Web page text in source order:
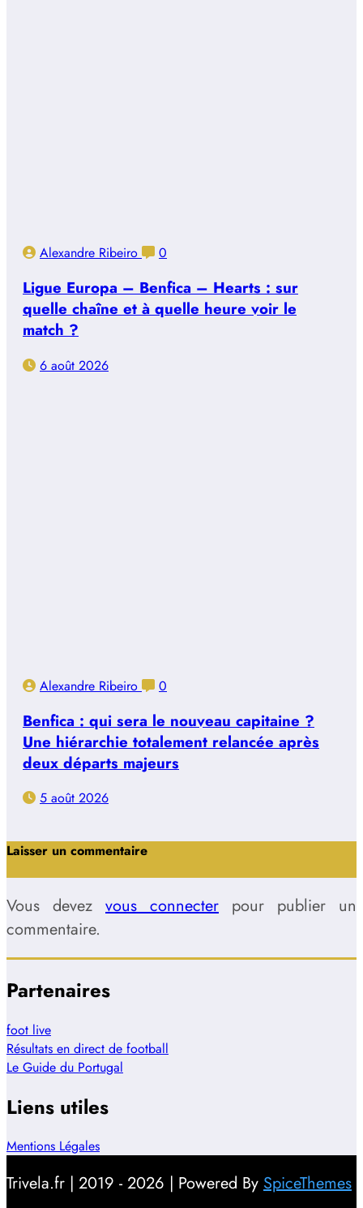
Alexandre Ribeiro 0
Ligue Europa – Benfica – Hearts : sur
quelle chaîne et à quelle heure voir le
match ?
6 août 2026
Alexandre Ribeiro 0
Benfica : qui sera le nouveau capitaine ?
Une hiérarchie totalement relancée après
deux départs majeurs
5 août 2026
Laisser un commentaire
Vous devez vous connecter pour publier un
commentaire.
Partenaires
foot live
Résultats en direct de football
Le Guide du Portugal
Liens utiles
Mentions Légales
Trivela.fr | 2019 - 2026 | Powered By SpiceThemes